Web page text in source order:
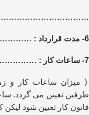
6- مدت قرارداد : …………………….
7- ساعات کار : ……………………….
( میزان ساعات کار و
طرفین تعیین می گردد.
قانون کار تعیین شود